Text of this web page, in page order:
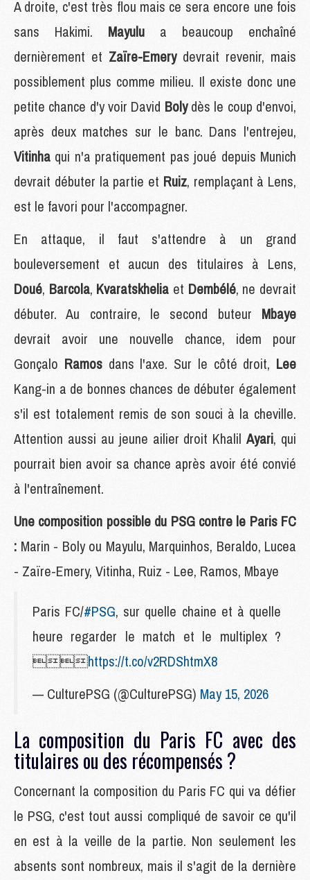
A droite, c'est très flou mais ce sera encore une fois
sans Hakimi. Mayulu a beaucoup enchaîné
dernièrement et Zaïre-Emerydevrait revenir, mais
possiblement plus comme milieu. Il existe donc une
petite chance d'y voir David Bolydès le coup d'envoi,
après deux matches sur le banc. Dans l'entrejeu,
Vitinha qui n'a pratiquement pas joué depuis Munich
devrait débuter la partie et Ruiz, remplaçant à Lens,
est le favori pour l'accompagner.
En attaque, il faut s'attendre à un grand
bouleversement et aucun des titulaires à Lens,
Doué, Barcola, Kvaratskhelia et Dembélé, ne devrait
débuter. Au contraire, le second buteur Mbaye
devrait avoir une nouvelle chance, idem pour
Gonçalo Ramos dans l'axe. Sur le côté droit, Lee
Kang-in a de bonnes chances de débuter également
s'il est totalement remis de son souci à la cheville.
Attention aussi au jeune ailier droit KhalilAyari, qui
pourrait bien avoir sa chance après avoir été convié
à l'entraînement.
Une composition possible du PSG contre le Paris FC
: Marin - Boly ou Mayulu, Marquinhos, Beraldo, Lucea
- Zaïre-Emery, Vitinha, Ruiz - Lee, Ramos, Mbaye
Paris FC/#PSG, sur quelle chaine et à quelle
heure regarder le match et le multiplex ?
https://t.co/v2RDShtmX8
— CulturePSG (@CulturePSG) May 15, 2026
La composition du Paris FC avec des
titulaires ou des récompensés ?
Concernant la composition du Paris FC qui va défier
le PSG, c'est tout aussi compliqué de savoir ce qu'il
en est à la veille de la partie. Non seulement les
absents sont nombreux, mais il s'agit de la dernière